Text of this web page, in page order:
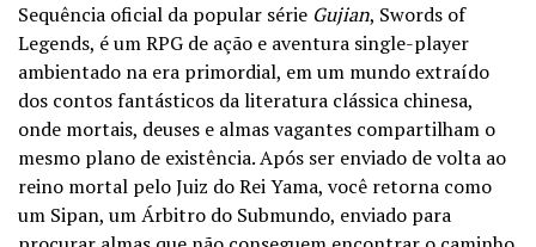
Sequência oficial da popular série Gujian, Swords of
Legends, é um RPG de ação e aventura single-player
ambientado na era primordial, em um mundo extraído
dos contos fantásticos da literatura clássica chinesa,
onde mortais, deuses e almas vagantes compartilham o
mesmo plano de existência. Após ser enviado de volta ao
reino mortal pelo Juiz do Rei Yama, você retorna como
um Sipan, um Árbitro do Submundo, enviado para